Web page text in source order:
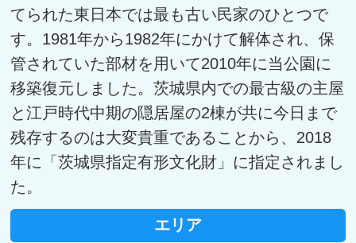
てられた東日本では最も古い民家のひとつで
す。1981年から1982年にかけて解体され、保
管されていた部材を用いて2010年に当公園に
移築復元しました。茨城県内での最古級の主屋
と江戸時代中期の隠居屋の2棟が共に今日まで
残存するのは大変貴重であることから、2018
年に「茨城県指定有形文化財」に指定されまし
た。
エリア